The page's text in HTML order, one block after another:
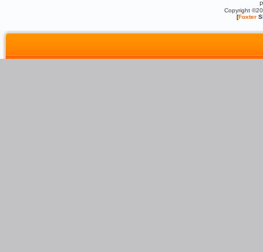
Copyright
[Foxter